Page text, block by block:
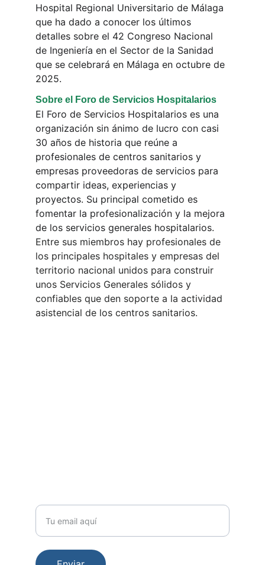
Hospital Regional Universitario de Málaga
que ha dado a conocer los últimos
detalles sobre el 42 Congreso Nacional
de Ingeniería en el Sector de la Sanidad
que se celebrará en Málaga en octubre de
2025.
Sobre el Foro de Servicios Hospitalarios
El Foro de Servicios Hospitalarios es una
organización sin ánimo de lucro con casi
30 años de historia que reúne a
profesionales de centros sanitarios y
empresas proveedoras de servicios para
compartir ideas, experiencias y
proyectos. Su principal cometido es
fomentar la profesionalización y la mejora
de los servicios generales hospitalarios.
Entre sus miembros hay profesionales de
los principales hospitales y empresas del
territorio nacional unidos para construir
unos Servicios Generales sólidos y
confiables que den soporte a la actividad
asistencial de los centros sanitarios.